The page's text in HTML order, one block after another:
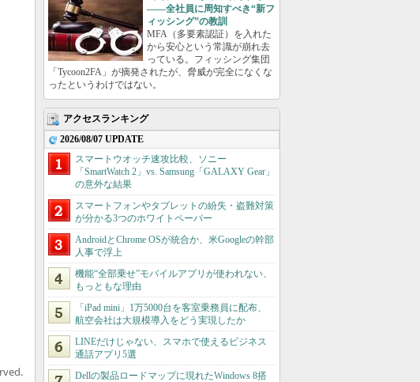
――全社員に周知すべき“新フ
ィッシング”の教訓
MFA（多要素認証）を入れた
から安心という常識が崩れ去
っている。フィッシング集団
「Tycoon2FA」が摘発されたが、脅威が完全になくな
ったというわけではない。
アクセスランキング
2026/08/07 UPDATE
スマートウオッチ速攻比較、ソニー
「SmartWatch 2」vs. Samsung「GALAXY Gear」
の意外な結果
スマートフォンやタブレットの紛失・盗難対策
が分かる3つのホワイトペーパー
AndroidとChrome OSが統合か、米Googleの幹部
人事で浮上
機能“全部乗せ”モバイルアプリが使われない、
もっともな理由
「iPad mini」1万5000台を客室乗務員に配布、
航空会社は大規模導入をどう実現したか
LINEだけじゃない、スマホで使えるビジネス
通話アプリ5選
Dellの製品ロードマップに現れたWindows 8搭